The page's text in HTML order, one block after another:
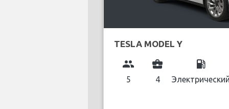
TESLA MODEL Y
group
5
business_center
4
local_gas_station